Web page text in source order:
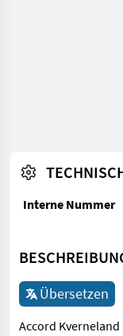
Interne Nummer
Übersetzen
Accord